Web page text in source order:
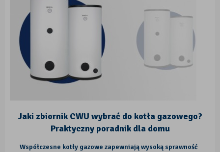
Jaki zbiornik CWU wybrać do kotła gazowego?
Praktyczny poradnik dla domu
Współczesne kotły gazowe zapewniają wysoką sprawność